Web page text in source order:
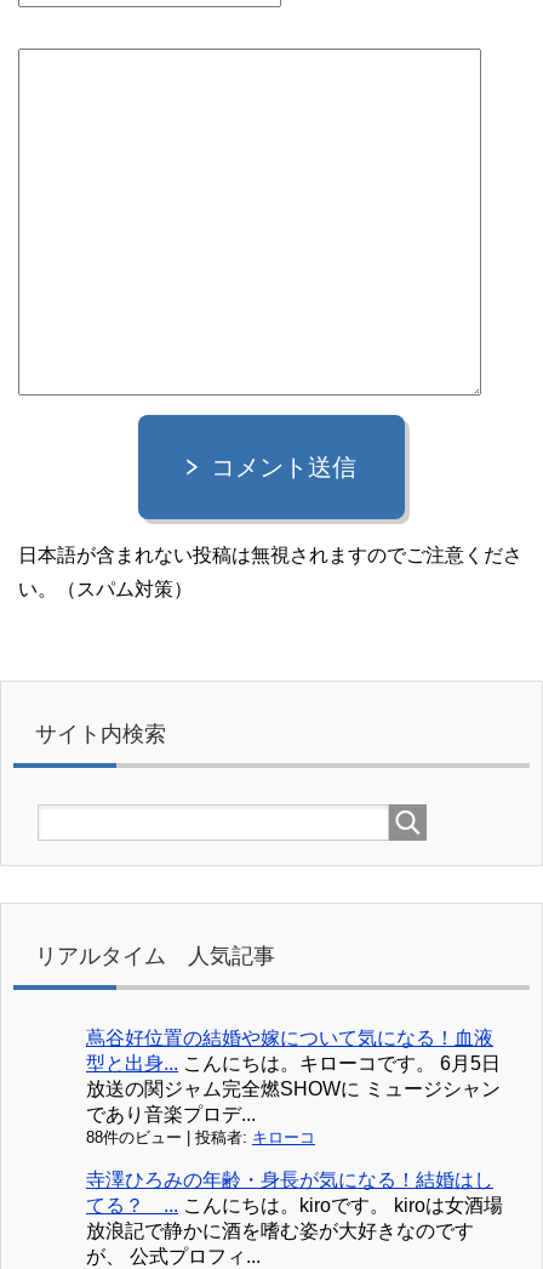
コメント送信
日本語が含まれない投稿は無視されますのでご注意くださ
い。（スパム対策）
サイト内検索
リアルタイム 人気記事
蔦谷好位置の結婚や嫁について気になる！血液
型と出身... こんにちは。キローコです。 6月5日
放送の関ジャム完全燃SHOWに ミュージシャン
であり音楽プロデ...
88件のビュー 投稿者: キローコ
寺澤ひろみの年齢・身長が気になる！結婚はし
てる？ ... こんにちは。kiroです。 kiroは女酒場
放浪記で静かに酒を嗜む姿が大好きなのです
が、 公式プロフィ...